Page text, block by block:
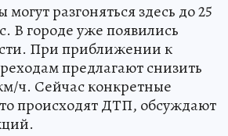
разгоняться здесь до 25
В городе уже появились
При приближении к
предлагают снизить
ч. Сейчас конкретные
происходят ДТП, обсуждают